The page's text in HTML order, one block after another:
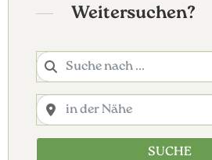
Weitersuchen?
SUCHE